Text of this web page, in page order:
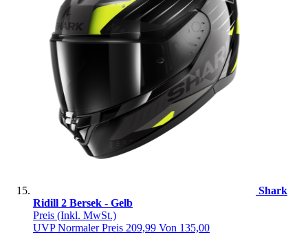
Shark
Ridill 2 Bersek - Gelb
Preis (Inkl. MwSt.)
UVPNormaler Preis 209,99 Von 135,00